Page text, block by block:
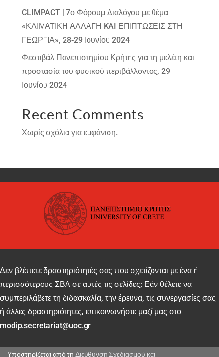
CLIMPACT | 7ο Φόρουμ Διαλόγου με θέμα
«ΚΛΙΜΑΤΙΚΗ ΑΛΛΑΓΗ KAI ΕΠΙΠΤΩΣΕΙΣ ΣΤΗ
ΓΕΩΡΓΙΑ», 28-29 Ιουνίου 2024
Φεστιβάλ Πανεπιστημίου Κρήτης για τη μελέτη και
προστασία του φυσικού περιβάλλοντος, 29
Ιουνίου 2024
Recent Comments
Χωρίς σχόλια για εμφάνιση.
Δεν βλέπετε δραστηριότητές σας που σχετίζονται με ένα ή
περισσότερους ΣΒΑ σε αυτές τις σελίδες; Εάν θέλετε να
συμπεριλάβετε τη διδασκαλία, την έρευνα, τις συνεργασίες σας
ή άλλες δραστηριότητες, επικοινωνήστε μαζί μας στο
modip.secretariat@uoc.gr
Υποστηρίζεται από τη Διεύθυνση Σχεδιασμού και